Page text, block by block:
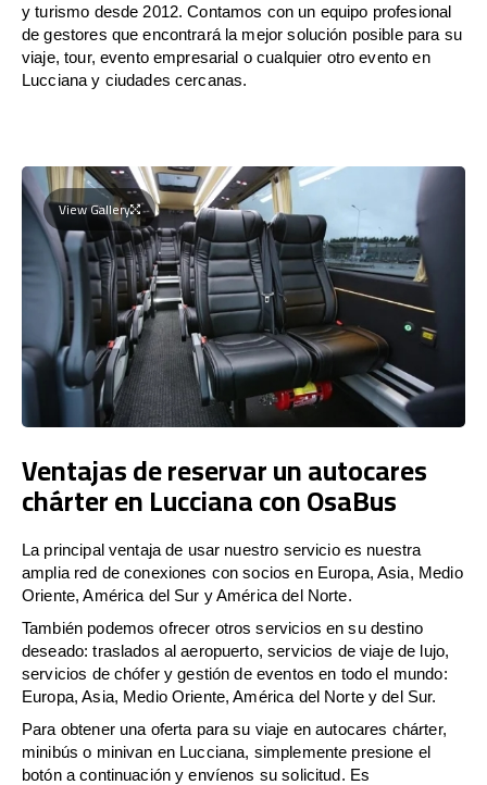
y turismo desde 2012. Contamos con un equipo profesional
de gestores que encontrará la mejor solución posible para su
viaje, tour, evento empresarial o cualquier otro evento en
Lucciana y ciudades cercanas.
View Gallery
Ventajas de reservar un autocares
chárter en Lucciana con OsaBus
La principal ventaja de usar nuestro servicio es nuestra
amplia red de conexiones con socios en Europa, Asia, Medio
Oriente, América del Sur y América del Norte.
También podemos ofrecer otros servicios en su destino
deseado: traslados al aeropuerto, servicios de viaje de lujo,
servicios de chófer y gestión de eventos en todo el mundo:
Europa, Asia, Medio Oriente, América del Norte y del Sur.
Para obtener una oferta para su viaje en autocares chárter,
minibús o minivan en Lucciana, simplemente presione el
botón a continuación y envíenos su solicitud. Es